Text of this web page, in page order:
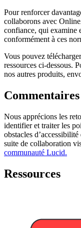
Pour renforcer
collaborons avec
confiance, qui examine
conformément à ces
Vous pouvez
ressources ci-dessous.
nos autres produits,
Nous apprécions les
identifier et traiter les
obstacles
suite de collaboration
communauté Lucid.
Ressources